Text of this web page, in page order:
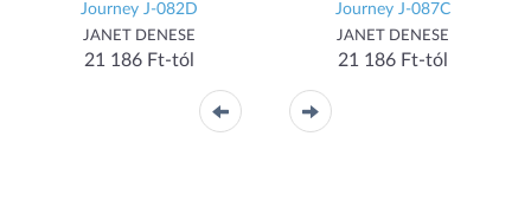
Journey J-082D
JANET DENESE
21 186 Ft-tól
Journey J-087C
JANET DENESE
21 186 Ft-tól